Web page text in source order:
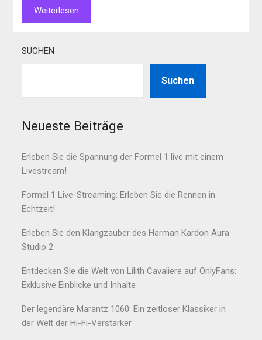
Weiterlesen
SUCHEN
Suchen
Neueste Beiträge
Erleben Sie die Spannung der Formel 1 live mit einem
Livestream!
Formel 1 Live-Streaming: Erleben Sie die Rennen in
Echtzeit!
Erleben Sie den Klangzauber des Harman Kardon Aura
Studio 2
Entdecken Sie die Welt von Lilith Cavaliere auf OnlyFans:
Exklusive Einblicke und Inhalte
Der legendäre Marantz 1060: Ein zeitloser Klassiker in
der Welt der Hi-Fi-Verstärker